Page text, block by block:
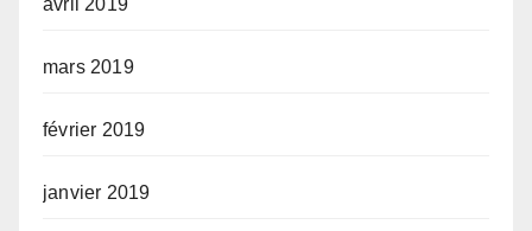
avril 2019
mars 2019
février 2019
janvier 2019